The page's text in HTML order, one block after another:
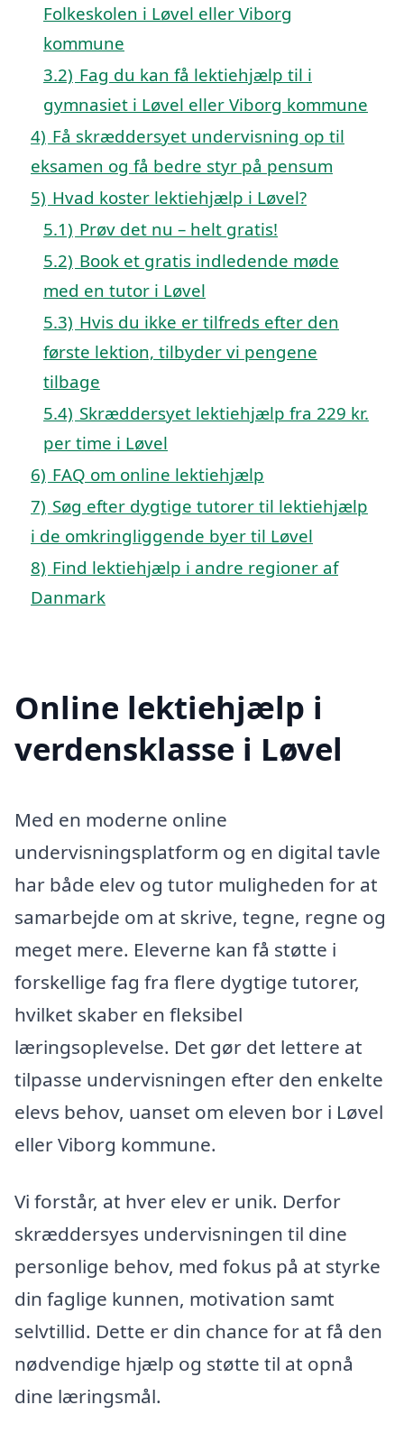
Folkeskolen i Løvel eller Viborg
kommune
3.2) Fag du kan få lektiehjælp til i
gymnasiet i Løvel eller Viborg kommune
4) Få skræddersyet undervisning op til
eksamen og få bedre styr på pensum
5) Hvad koster lektiehjælp i Løvel?
5.1) Prøv det nu – helt gratis!
5.2) Book et gratis indledende møde
med en tutor i Løvel
5.3) Hvis du ikke er tilfreds efter den
første lektion, tilbyder vi pengene
tilbage
5.4) Skræddersyet lektiehjælp fra 229 kr.
per time i Løvel
6) FAQ om online lektiehjælp
7) Søg efter dygtige tutorer til lektiehjælp
i de omkringliggende byer til Løvel
8) Find lektiehjælp i andre regioner af
Danmark
Online lektiehjælp i
verdensklasse i Løvel
Med en moderne online
undervisningsplatform og en digital tavle
har både elev og tutor muligheden for at
samarbejde om at skrive, tegne, regne og
meget mere. Eleverne kan få støtte i
forskellige fag fra flere dygtige tutorer,
hvilket skaber en fleksibel
læringsoplevelse. Det gør det lettere at
tilpasse undervisningen efter den enkelte
elevs behov, uanset om eleven bor i Løvel
eller Viborg kommune.
Vi forstår, at hver elev er unik. Derfor
skræddersyes undervisningen til dine
personlige behov, med fokus på at styrke
din faglige kunnen, motivation samt
selvtillid. Dette er din chance for at få den
nødvendige hjælp og støtte til at opnå
dine læringsmål.